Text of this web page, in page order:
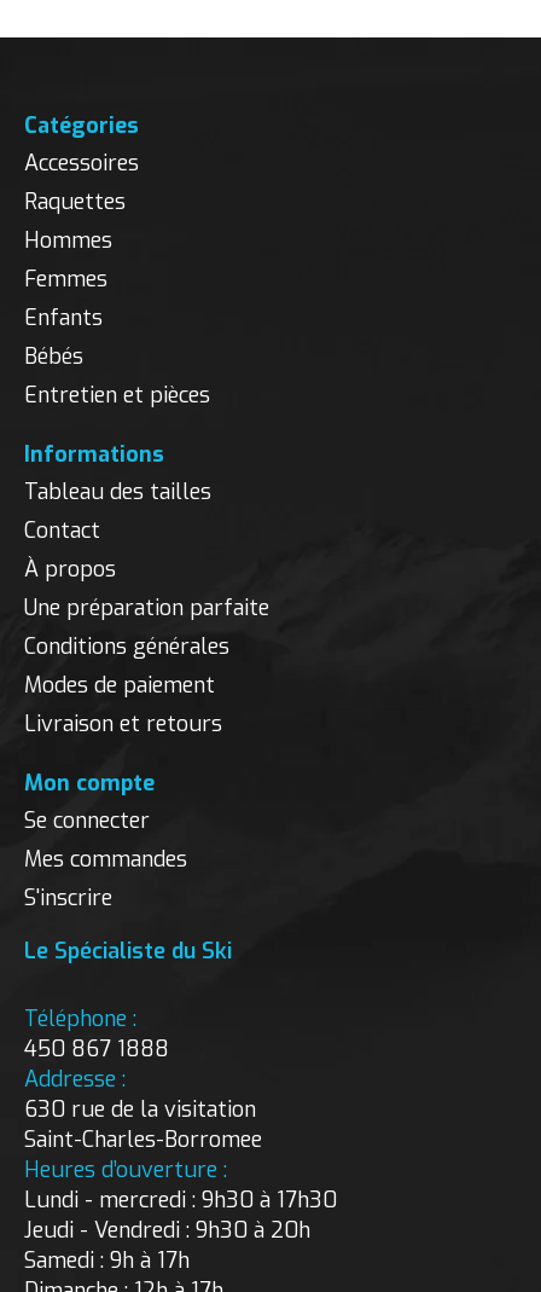
Catégories
Accessoires
Raquettes
Hommes
Femmes
Enfants
Bébés
Entretien et pièces
Informations
Tableau des tailles
Contact
À propos
Une préparation parfaite
Conditions générales
Modes de paiement
Livraison et retours
Mon compte
Se connecter
Mes commandes
S'inscrire
Le Spécialiste du Ski
Téléphone :
450 867 1888
Addresse :
630 rue de la visitation
Saint-Charles-Borromee
Heures d’ouverture :
Lundi - mercredi : 9h30 à 17h30
Jeudi - Vendredi : 9h30 à 20h
Samedi : 9h à 17h